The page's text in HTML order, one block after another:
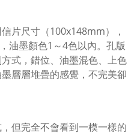
片尺寸（100x148mm），
油墨顏色1～4色以內。孔版
式，錯位、油墨混色、上色
層層堆疊的感覺，不完美卻
但完全不會看到一模一樣的